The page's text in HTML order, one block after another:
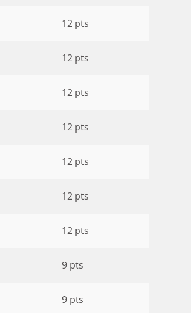
12 pts
12 pts
12 pts
12 pts
12 pts
12 pts
12 pts
9 pts
9 pts